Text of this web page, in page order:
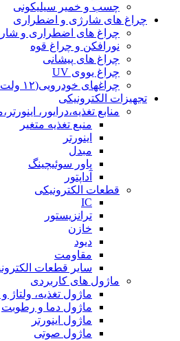
چسب و خمیر سیلیکونی
چراغ های شارژی و اضطراری
چراغ های اضطراری و
نورافکن و چراغ قوه
چراغ های پیشانی
چراغ یووی UV
چراغهای خودرویی(۱۲ ولت DC)
تجهیزات الکترونیکی
منابع تغذیه،درایور،
منبع تغذیه متغیر
اینورتر
مبدل
پاور سوئیچینگ
آداپتور
قطعات الکترونیکی
IC
ترانزیستور
خازن
دیود
مقاومت
سایر قطعات
ماژول های کاربردی
ماژول تغذیه، ولتاژ
ماژول دما و رطوبت
ماژول اینورتر
ماژول صوتی